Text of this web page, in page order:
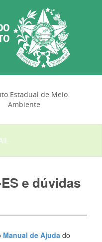
Estadual de Meio
Ambiente
e dúvidas
Manual de Ajuda do